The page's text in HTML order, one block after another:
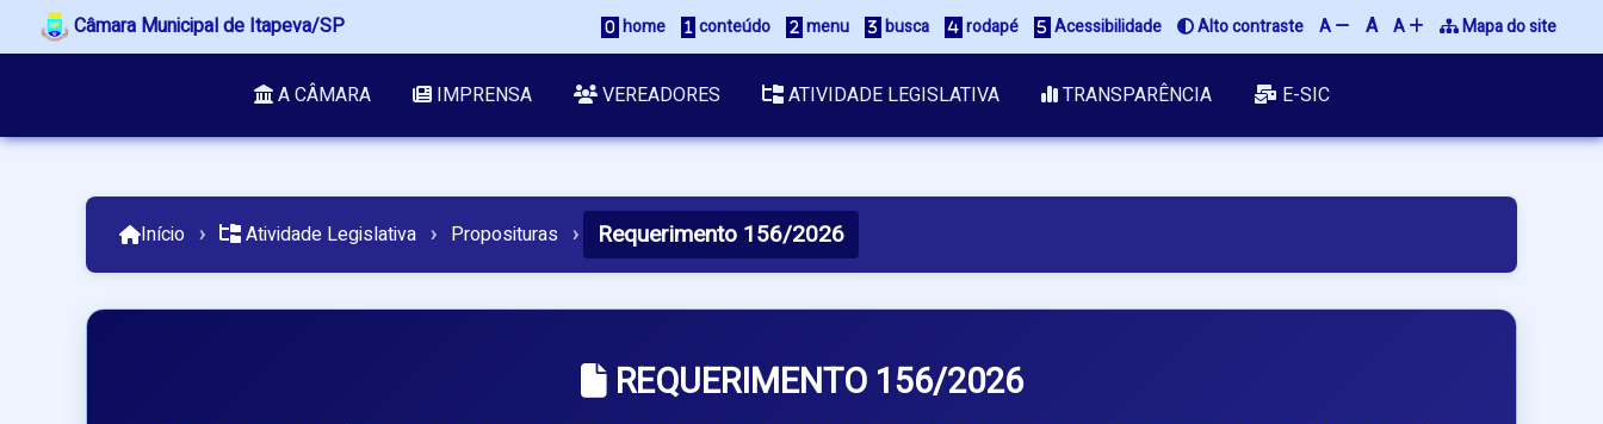
Câmara Municipal de Itapeva/SP home conteúdo menu busca rodapé Acessibilidade Alto contraste A A A Mapa do site
A CÂMARA IMPRENSA VEREADORES ATIVIDADE LEGISLATIVA TRANSPARÊNCIA E-SIC
Início › Atividade Legislativa › Proposituras › Requerimento 156/2026
REQUERIMENTO 156/2026